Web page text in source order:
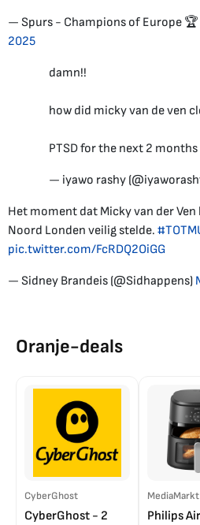
— Spurs - Champions of Europe
2025
damn!!
how did micky van de ven
PTSD for the next 2
— iyawo rashy
Het moment dat Micky van der
Noord Londen veilig stelde.
pic.twitter.com/FcRDQ2OiGG
— Sidney Brandeis (@Sidhappens)
Oranje-deals
CyberGhost
CyberGhost - 2
MediaMarkt
Philips